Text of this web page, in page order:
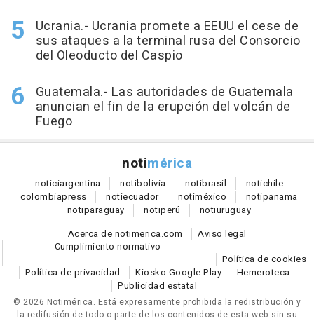
Ucrania.- Ucrania promete a EEUU el cese de
sus ataques a la terminal rusa del Consorcio
del Oleoducto del Caspio
Guatemala.- Las autoridades de Guatemala
anuncian el fin de la erupción del volcán de
Fuego
notimérica
noticiargentina notibolivia notibrasil notichile
colombiapress notiecuador notiméxico notipanama
notiparaguay notiperú notiuruguay
Acerca de notimerica.com
Aviso legal
Cumplimiento normativo
Política de cookies
Política de privacidad
Kiosko Google Play
Hemeroteca
Publicidad estatal
© 2026 Notimérica. Está expresamente prohibida la redistribución y
la redifusión de todo o parte de los contenidos de esta web sin su